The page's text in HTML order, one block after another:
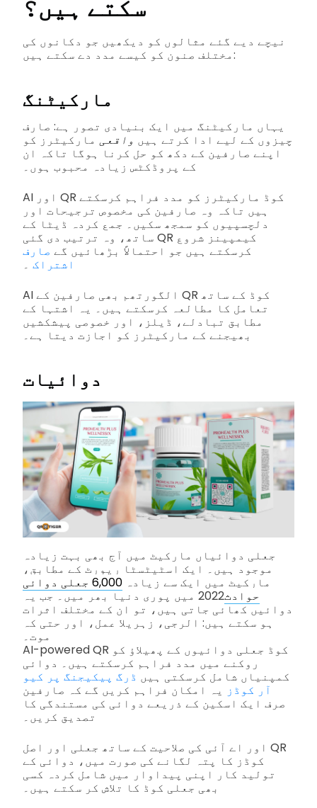
سکتے ہیں؟
نیچے دیے گئے مثالوں کو دیکھیں جو دکانوں کی
مختلف صنون کو کیسے مدد دے سکتے ہیں:
مارکیٹنگ
یہاں مارکیٹنگ میں ایک بنیادی تصور ہے: صارف
چیزوں کے لیے ادا کرتے ہیں واقعی مارکیٹرز کو
اپنے صارفین کے دکھ کو حل کرنا ہوگا تاکہ ان
کے پروڈکٹس زیادہ محبوب ہوں۔
AI اور QR کوڈ مارکیٹرز کو مدد فراہم کرسکتے
ہیں تاکہ وہ صارفین کی مخصوص ترجیحات اور
دلچسپیوں کو سمجھ سکیں۔ جمع کردہ ڈیٹا کے
ساتھ، وہ ترتیب دی گئی QR کیمپینز شروع
کرسکتے ہیں جو احتمالاً بڑھائیں گے صارف
اشتراک ۔
AI الگورتھم بھی صارفین کے QR کوڈ کے ساتھ
تعامل کا مطالعہ کرسکتے ہیں۔ یہ اشتہا کے
مطابق تبادلے، ڈیلز، اور خصوصی پیشکشیں
بھیجنے کے مارکیٹرز کو اجازت دیتا ہے۔
دوائیات
جعلی دوائیاں مارکیٹ میں آج بھی بہت زیادہ
موجود ہیں۔ ایک اسٹیٹسٹا رپورٹ کے مطابق،
مارکیٹ میں ایک سے زیادہ
6,000 جعلی دوائی
حوادث
2022 میں پوری دنیا بھر میں۔ جب یہ
دوائیں کھائی جاتی ہیں، تو ان کے مختلف اثرات
ہو سکتے ہیں: الرجی، زہریلا عمل، اور حتی کہ
موت۔
AI-powered QR کوڈ جعلی دوائیوں کے پھیلاؤ کو
روکنے میں مدد فراہم کرسکتے ہیں۔ دوائی
کمپنیاں شامل کرسکتی ہیں ڈرگ پیکیجنگ پر کیو
آر کوڈز یہ امکان فراہم کریں گے کہ صارفین
صرف ایک اسکین کے ذریعے دوائی کی مستندگی کا
تصدیق کریں۔
اور اے آئی کی صلاحیت کے ساتھ جعلی اور اصل QR
کوڈز کا پتہ لگانے کی صورت میں، دوائی کے
تولید کار اپنی پیداوار میں شامل کردہ کسی
بھی جعلی کوڈ کا تلاش کر سکتے ہیں۔